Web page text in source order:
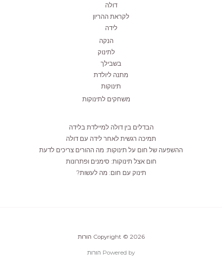
דולה
לקראת ההריון
לידה
הנקה
לתינוק
בשבילך
מתנה ליולדת
תינוקות
משחקים לתינוקות
הבדלים בין דולה למיילדת בלידה
תמיכה רגשית לאחר לידה עם דולה
ההשפעה של חום על תינוקות: מה ההורים צריכים לדעת
חום אצל תינוקות: סימנים ופתרונות
תינוק עם חום: מה לעשות?
Copyright © 2026 הורות
Powered by הורות